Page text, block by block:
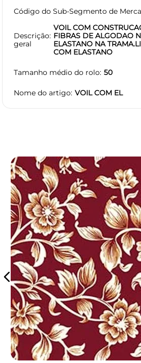
Código do Sub-Segmento de
Descrição
geral
VOIL COM
FIBRAS DE ALGODAO
ELASTANO NA
COM ELASTANO
Tamanho médio do rolo 50
Nome do artigo VOIL COM EL